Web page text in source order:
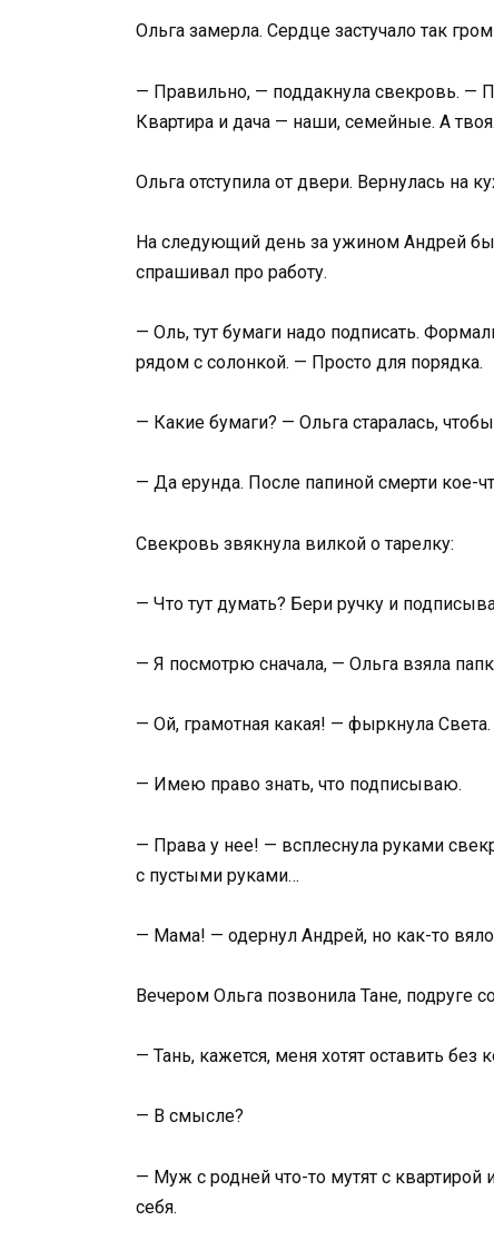
Ольга замерла. Сердце застучало так
— Правильно, — поддакнула свекровь. —
Квартира и дача — наши, семейные. А
Ольга отступила от двери. Вернулась на
На следующий день за ужином Андрей
спрашивал про работу.
— Оль, тут бумаги надо подписать.
рядом с солонкой. — Просто для порядка.
— Какие бумаги? — Ольга старалась,
— Да ерунда. После папиной смерти кое-
Свекровь звякнула вилкой о тарелку:
— Что тут думать? Бери ручку и
— Я посмотрю сначала, — Ольга взяла
— Ой, грамотная какая! — фыркнула
— Имею право знать, что подписываю.
— Права у нее! — всплеснула руками
с пустыми руками…
— Мама! — одернул Андрей, но как-то
Вечером Ольга позвонила Тане, подруге
— Тань, кажется, меня хотят оставить без
— В смысле?
— Муж с родней что-то мутят с квартирой
себя.